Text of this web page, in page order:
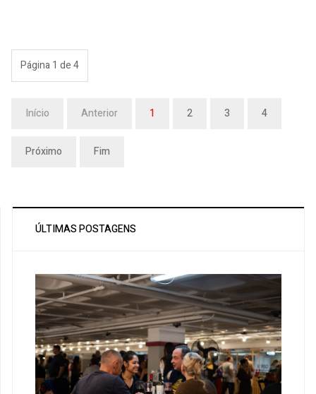
Página 1 de 4
Início Anterior 1 2 3 4
Próximo Fim
ÚLTIMAS POSTAGENS